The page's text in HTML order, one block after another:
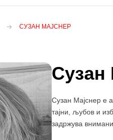
СУЗАН МАЈСНЕР
Сузан
Сузан Мајснер е
тајни, љубов и
задржува